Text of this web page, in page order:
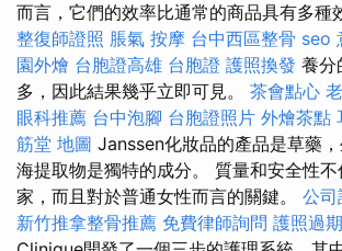
而言，它們的效率比通常的商品具有多種
整復師證照 脹氣 按摩 台中西區整骨 seo
園外燴 台胞證高雄 台胞證 護照換發 養分
多，因此結果幾乎立即可見。 茶會點心
眼科推薦 台中泡腳 台胞證照片 外燴茶點
筋堂 地圖 Janssen化妝品的產品是草藥
海提取物是獨特的成分。 質量和安全性
家，而且對於普通女性而言的關鍵。 公司
新竹推拿整骨推薦 免費律師詢問 護照過期